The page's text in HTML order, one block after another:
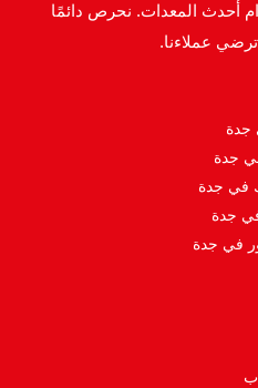
أحدث المعدات. نحرص دائمًا
عملاءنا.
جدة
جدة
في جدة
جدة
في جدة